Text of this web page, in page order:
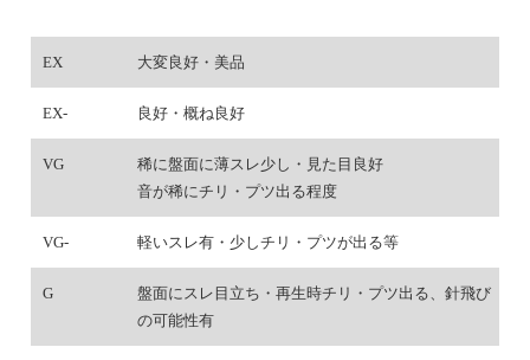
EX 大変良好・美品
EX- 良好・概ね良好
VG
稀に盤面に薄スレ少し・見た目良好
音が稀にチリ・プツ出る程度
VG- 軽いスレ有・少しチリ・プツが出る等
G
盤面にスレ目立ち・再生時チリ・プツ出る、針飛び
の可能性有